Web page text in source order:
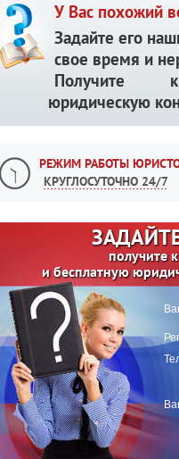
У Вас похожий
Задайте его
свое время и
Получите
юридическую
РЕЖИМ РАБОТЫ
КРУГЛОСУТОЧНО 24/7
получите
и бесплатную